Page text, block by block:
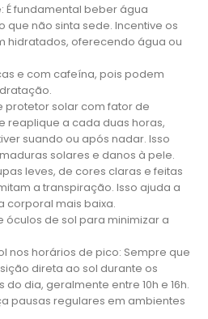
É fundamental beber água
que não sinta sede. Incentive os
hidratados, oferecendo água ou
e com cafeína, pois podem
protetor solar com fator de
reaplique a cada duas horas,
suando ou após nadar. Isso
solares e danos à pele.
leves, de cores claras e feitas
a transpiração. Isso ajuda a
corporal mais baixa.
óculos de sol para minimizar a
nos horários de pico: Sempre que
direta ao sol durante os
dia, geralmente entre 10h e 16h.
pausas regulares em ambientes